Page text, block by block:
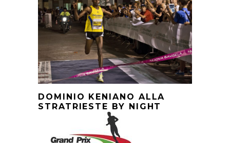
DOMINIO KENIANO ALLA
STRATRIESTE BY NIGHT